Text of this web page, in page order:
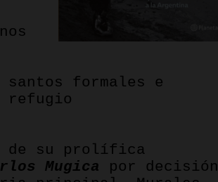
formales e
refugio
de su prolífica
Mugica por decisión